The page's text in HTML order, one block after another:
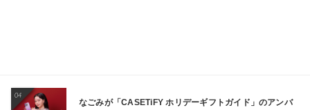
04
なごみが「CASETiFY ホリデーギフトガイド」のアンバ